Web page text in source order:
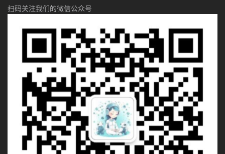
扫码关注我们的微信公众号